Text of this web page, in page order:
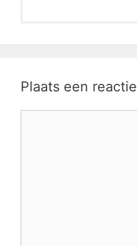
Plaats een reactie